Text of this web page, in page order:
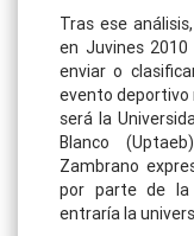
Tras ese
en Juvines
enviar o
evento deportivo
será la
Blanco
Zambrano
por parte de la
entraría la